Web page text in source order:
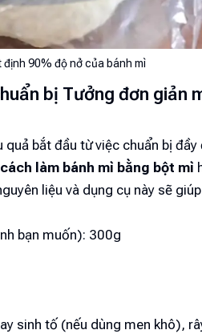
định 90% độ nở của bánh mì
bị Tưởng đơn giản
quả bắt đầu từ việc chuẩn bị đầy
cách làm bánh mì bằng bột mì
liệu và dụng cụ này sẽ
bạn muốn): 300g
sinh tố (nếu dùng men khô),